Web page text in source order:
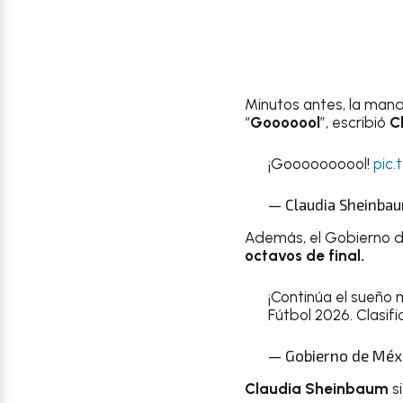
Minutos antes, la
“Gooooool ”, escribió
¡Goooooooool!
— Claudia
Además, el Gobierno
octavos de final.
¡Continúa el
Fútbol 2026.
— Gobierno de
Claudia Sheinbaum